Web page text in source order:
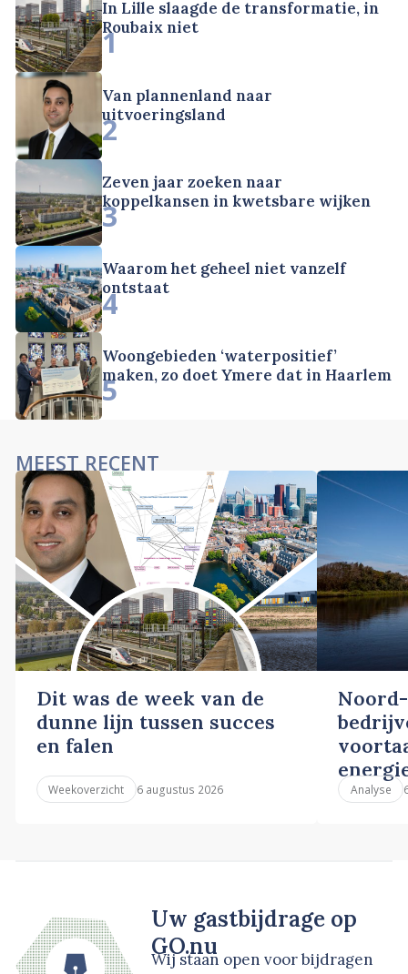
In Lille slaagde de transformatie, in
Roubaix niet
1
Van plannenland naar
uitvoeringsland
2
Zeven jaar zoeken naar
koppelkansen in kwetsbare wijken
3
Waarom het geheel niet vanzelf
ontstaat
4
Woongebieden ‘waterpositief’
maken, zo doet Ymere dat in Haarlem
5
MEEST RECENT
Dit was de week van de
dunne lijn tussen succes
en falen
Weekoverzicht 6 augustus 2026 Analyse
Uw gastbijdrage op
GO.nu
Wij staan open voor bijdragen